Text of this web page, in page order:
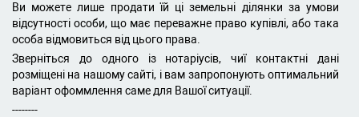
Ви можете лише продати їй ці земельні ділянки за умови
відсутності особи, що має переважне право купівлі, або така
особа відмовиться від цього права.
Зверніться до одного із нотаріусів, чиї контактні дані
розміщені на нашому сайті, і вам запропонують оптимальний
варіант офоммлення саме для Вашої ситуації.
--------